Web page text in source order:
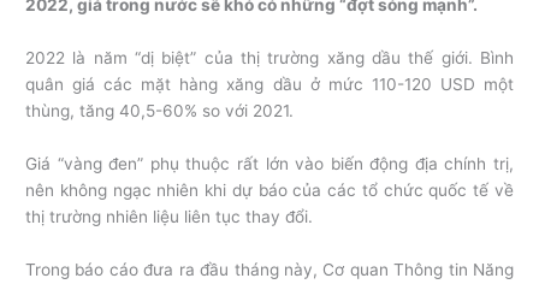
2022, giá trong nước sẽ khó có những “đợt sóng mạnh”.
2022 là năm “dị biệt” của thị trường xăng dầu thế giới. Bình
quân giá các mặt hàng xăng dầu ở mức 110-120 USD một
thùng, tăng 40,5-60% so với 2021.
Giá “vàng đen” phụ thuộc rất lớn vào biến động địa chính trị,
nên không ngạc nhiên khi dự báo của các tổ chức quốc tế về
thị trường nhiên liệu liên tục thay đổi.
Trong báo cáo đưa ra đầu tháng này, Cơ quan Thông tin Năng